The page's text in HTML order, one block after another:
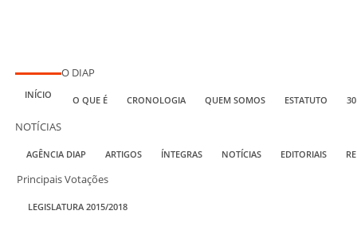
INÍCIO
O DIAP
O QUE É CRONOLOGIA QUEM SOMOS ESTATUTO
NOTÍCIAS
AGÊNCIA DIAP ARTIGOS ÍNTEGRAS NOTÍCIAS EDITORIAIS
Principais Votações
LEGISLATURA 2015/2018